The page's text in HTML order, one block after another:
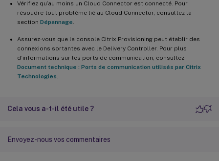
Vérifiez qu’au moins un Cloud Connector est connecté. Pour
résoudre tout problème lié au Cloud Connector, consultez la
section Dépannage.
Assurez-vous que la console Citrix Provisioning peut établir des
connexions sortantes avec le Delivery Controller. Pour plus
d’informations sur les ports de communication, consultez
Document technique : Ports de communication utilisés par Citrix
Technologies.
Cela vous a-t-il été utile ?
Envoyez-nous vos commentaires